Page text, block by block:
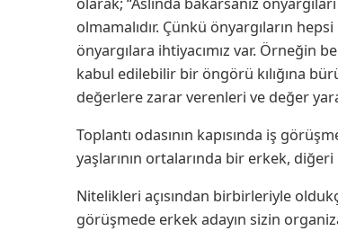
olmamalıdır. Çünkü önyargıların
önyargılara ihtiyacımız var. Örneğin
kabul edilebilir bir öngörü kılığına
değerlere zarar verenleri ve değer
Toplantı odasının kapısında iş
yaşlarının ortalarında bir erkek,
Nitelikleri açısından birbirleriyle
görüşmede erkek adayın sizin